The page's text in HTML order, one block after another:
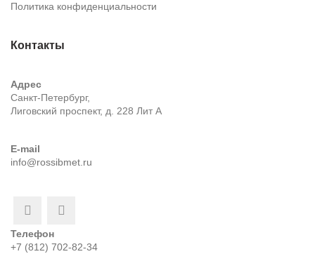
Политика конфиденциальности
Контакты
Адрес
Санкт-Петербург,
Лиговский проспект, д. 228 Лит А
E-mail
info@rossibmet.ru
Телефон
+7 (812) 702-82-34